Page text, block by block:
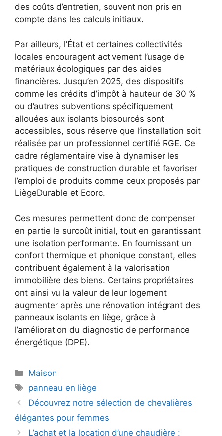
des coûts d’entretien, souvent non pris en
compte dans les calculs initiaux.
Par ailleurs, l’État et certaines collectivités
locales encouragent activement l’usage de
matériaux écologiques par des aides
financières. Jusqu’en 2025, des dispositifs
comme les crédits d’impôt à hauteur de 30 %
ou d’autres subventions spécifiquement
allouées aux isolants biosourcés sont
accessibles, sous réserve que l’installation soit
réalisée par un professionnel certifié RGE. Ce
cadre réglementaire vise à dynamiser les
pratiques de construction durable et favoriser
l’emploi de produits comme ceux proposés par
LiègeDurable et Ecorc.
Ces mesures permettent donc de compenser
en partie le surcoût initial, tout en garantissant
une isolation performante. En fournissant un
confort thermique et phonique constant, elles
contribuent également à la valorisation
immobilière des biens. Certains propriétaires
ont ainsi vu la valeur de leur logement
augmenter après une rénovation intégrant des
panneaux isolants en liège, grâce à
l’amélioration du diagnostic de performance
énergétique (DPE).
Catégories
Maison
Étiquettes
panneau en liège
Découvrez notre sélection de chevalières
élégantes pour femmes
L’achat et la location d’une chaudière :